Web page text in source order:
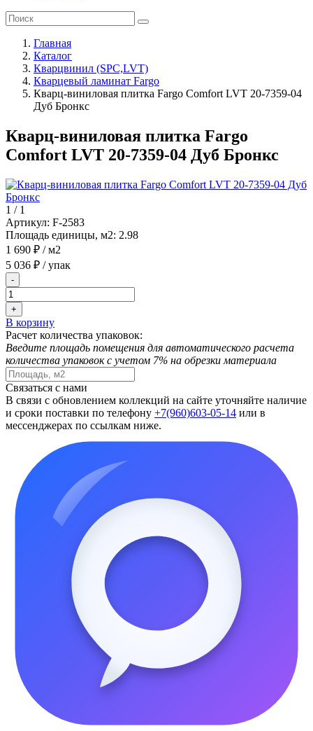
Главная
Каталог
Кварцвинил (SPC,LVT)
Кварцевый ламинат Fargo
Кварц-виниловая плитка Fargo Comfort LVT 20-7359-04
Дуб Бронкс
Кварц-виниловая плитка Fargo
Comfort LVT 20-7359-04 Дуб Бронкс
1 / 1
Артикул: F-2583
Площадь единицы, м2: 2.98
1 690 ₽ / м2
5 036 ₽ / упак
-
+
В корзину
Расчет количества упаковок:
Введите площадь помещения для автоматического расчета
количества упаковок с учетом 7% на обрезки материала
Связаться с нами
В связи с обновлением коллекций на сайте уточняйте наличие
и сроки поставки по телефону +7(960)603-05-14 или в
мессенджерах по ссылкам ниже.